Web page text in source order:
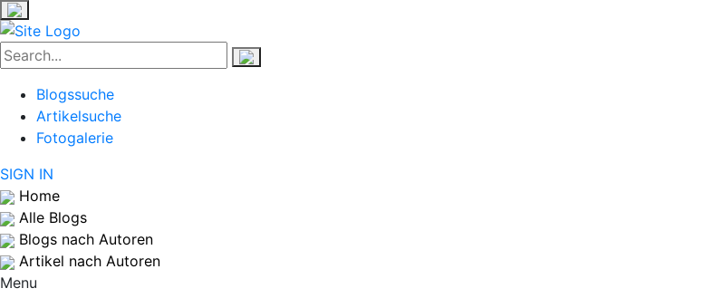
Blogssuche
Artikelsuche
Fotogalerie
SIGN IN
Home
Alle Blogs
Blogs nach Autoren
Artikel nach Autoren
Menu